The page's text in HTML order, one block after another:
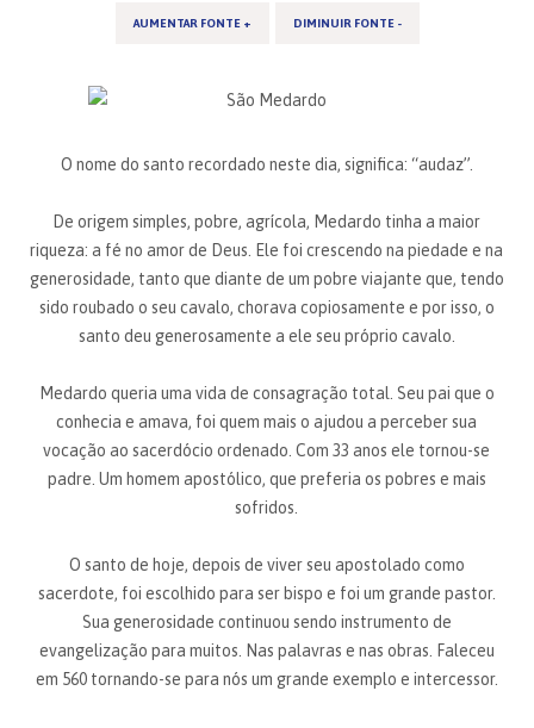
AUMENTAR FONTE + DIMINUIR FONTE -
O nome do santo recordado neste dia, significa: “audaz”.
De origem simples, pobre, agrícola, Medardo tinha a maior
riqueza: a fé no amor de Deus. Ele foi crescendo na piedade e na
generosidade, tanto que diante de um pobre viajante que, tendo
sido roubado o seu cavalo, chorava copiosamente e por isso, o
santo deu generosamente a ele seu próprio cavalo.
Medardo queria uma vida de consagração total. Seu pai que o
conhecia e amava, foi quem mais o ajudou a perceber sua
vocação ao sacerdócio ordenado. Com 33 anos ele tornou-se
padre. Um homem apostólico, que preferia os pobres e mais
sofridos.
O santo de hoje, depois de viver seu apostolado como
sacerdote, foi escolhido para ser bispo e foi um grande pastor.
Sua generosidade continuou sendo instrumento de
evangelização para muitos. Nas palavras e nas obras. Faleceu
em 560 tornando-se para nós um grande exemplo e intercessor.